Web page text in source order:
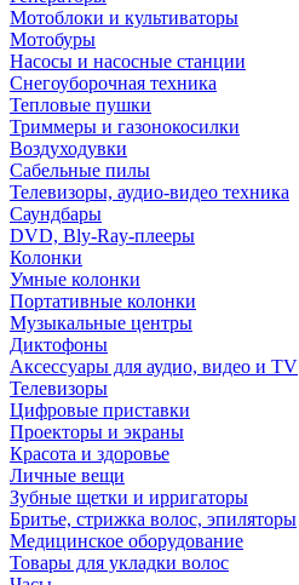
Мотоблоки и культиваторы
Мотобуры
Насосы и насосные станции
Снегоуборочная техника
Тепловые пушки
Триммеры и газонокосилки
Воздуходувки
Сабельные пилы
Телевизоры, аудио-видео техника
Саундбары
DVD, Bly-Ray-плееры
Колонки
Умные колонки
Портативные колонки
Музыкальные центры
Диктофоны
Аксессуары для аудио, видео и TV
Телевизоры
Цифровые приставки
Проекторы и экраны
Красота и здоровье
Личные вещи
Зубные щетки и ирригаторы
Бритье, стрижка волос, эпиляторы
Медицинское оборудование
Товары для укладки волос